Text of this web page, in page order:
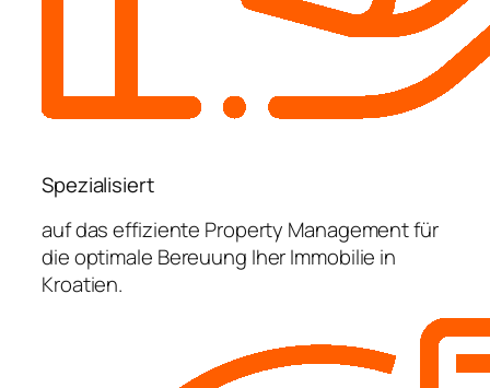
Spezialisiert
auf das effiziente Property Management für
die optimale Bereuung Iher Immobilie in
Kroatien.